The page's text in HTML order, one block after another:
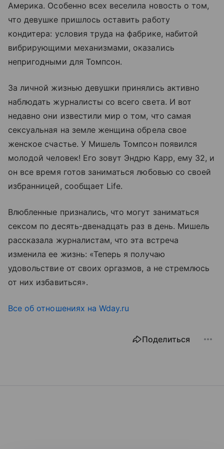
Америка. Особенно всех веселила новость о том,
что девушке пришлось оставить работу
кондитера: условия труда на фабрике, набитой
вибрирующими механизмами, оказались
непригодными для Томпсон.
За личной жизнью девушки принялись активно
наблюдать журналисты со всего света. И вот
недавно они известили мир о том, что самая
сексуальная на земле женщина обрела свое
женское счастье. У Мишель Томпсон появился
молодой человек! Его зовут Эндрю Карр, ему 32, и
он все время готов заниматься любовью со своей
избранницей, сообщает Life.
Влюбленные признались, что могут заниматься
сексом по десять-двенадцать раз в день. Мишель
рассказала журналистам, что эта встреча
изменила ее жизнь: «Теперь я получаю
удовольствие от своих оргазмов, а не стремлюсь
от них избавиться».
Все об отношениях на Wday.ru
Поделиться